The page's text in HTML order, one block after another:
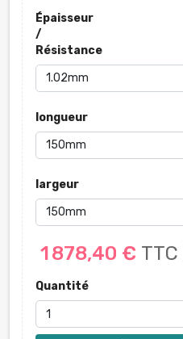
Épaisseur
/
Résistance
longueur
largeur
1 878,40 € TTC
Quantité